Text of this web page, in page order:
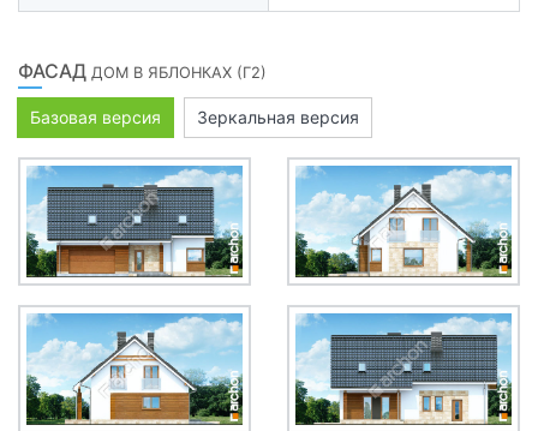
ФАСАД ДОМ В ЯБЛОНКАХ (Г2)
Базовая версия Зеркальная версия